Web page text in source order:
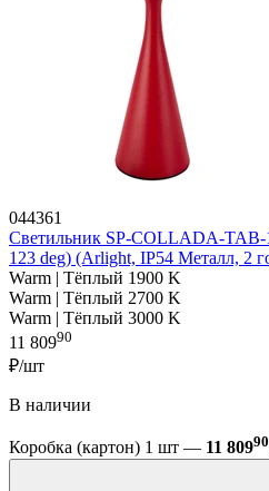
044361
Светильник SP-COLLADA-
123 deg) (Arlight, IP54 Металл, 2
Warm | Тёплый 1900 K
Warm | Тёплый 2700 K
Warm | Тёплый 3000 K
11 80990
₽/шт
В наличии
Коробка (картон) 1 шт — 11 80990